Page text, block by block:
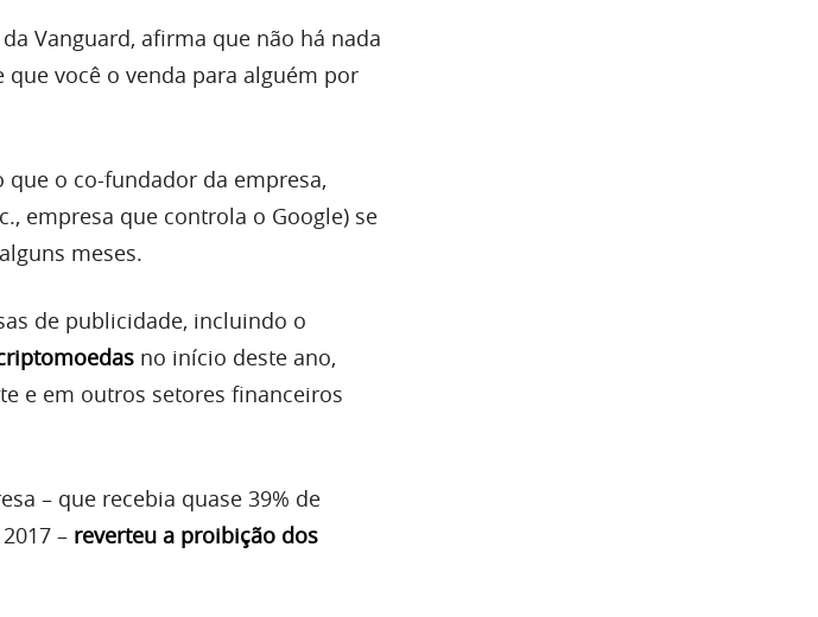
Vanguard, afirma que não há nada
você o venda para alguém por
o co-fundador da empresa,
empresa que controla o Google) se
meses.
de publicidade, incluindo o
no início deste ano,
e em outros setores financeiros
– que recebia quase 39% de
– reverteu a proibição dos